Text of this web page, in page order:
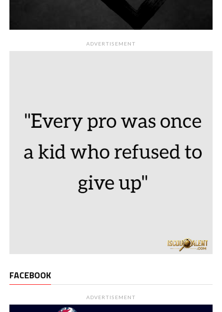
ADVERTISEMENT
FACEBOOK
ADVERTISEMENT